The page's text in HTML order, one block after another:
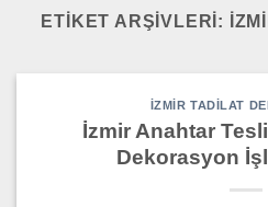
ETIKET ARŞIVLERI:
IZMIR TADILAT
İzmir Anahtar
Dekorasyon